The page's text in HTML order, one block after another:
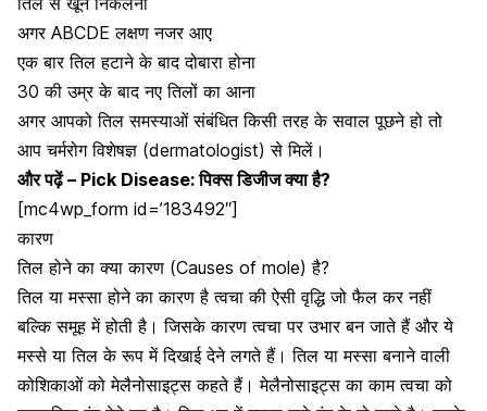
अगर ABCDE लक्षण नजर आए
एक बार तिल हटाने के बाद दोबारा होना
30 की उम्र के बाद नए तिलों का आना
अगर आपको तिल समस्याओं संबंधित किसी तरह के सवाल पूछने हो तो
आप चर्मरोग विशेषज्ञ (dermatologist) से मिलें ।
और पढ़ें – Pick Disease: पिक्स डिजीज क्या है?
[mc4wp_form id=’183492″]
कारण
तिल होने का क्याकारण (Causes of mole)है?
तिल या मस्सा होने का कारण है त्वचा की ऐसी वृद्धि जो फैल कर नहीं
बल्कि समूह में होती है। जिसके कारणत्वचा पर उभार बन जाते हैं और ये
मस्से या तिल के रूप में दिखाई देने लगते हैं। तिल या मस्सा बनाने वाली
कोशिकाओं को मेलैनोसाइट्स कहते हैं। मेलैनोसाइट्स का काम त्वचा को